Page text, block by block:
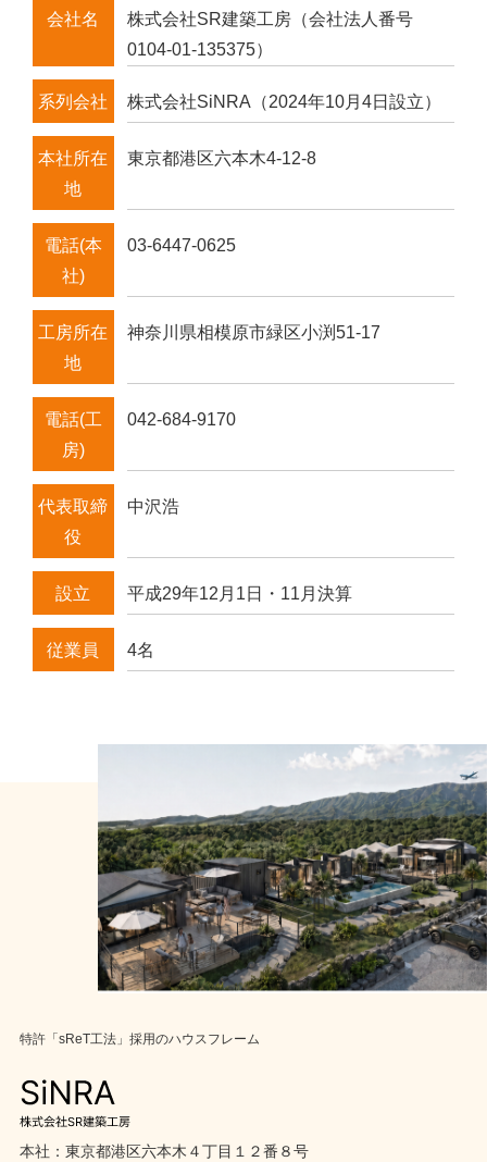
会社名
株式会社SR建築工房（会社法人番号
0104-01-135375）
系列会社 株式会社SiNRA（2024年10月4日設立）
本社所在
地
東京都港区六本木4-12-8
電話(本
社)
03-6447-0625
工房所在
地
神奈川県相模原市緑区小渕51-17
電話(工
房)
042-684-9170
代表取締
役
中沢浩
設立 平成29年12月1日・11月決算
従業員 4名
特許「sReT工法」採用のハウスフレーム
本社：東京都港区六本木４丁目１２番８号